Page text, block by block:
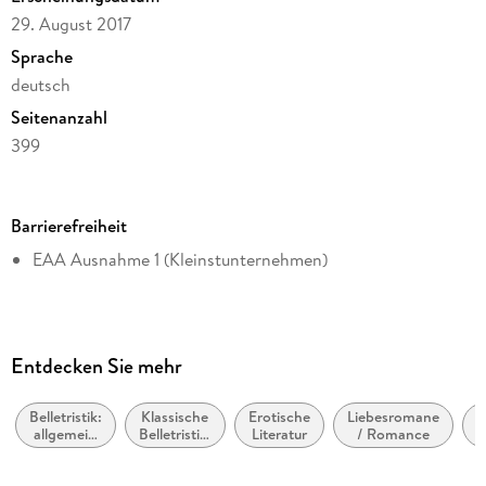
historische Anspielungen und veraltete Ausdrücke für eine
mühelose, besser informierte Lektüre.
29. August 2017
Sprache
deutsch
Seitenanzahl
399
Reihe
Fischer Klassik
Herausgegeben von
Kommentar
Eva Metz
Barrierefreiheit
EAA Ausnahme 1 (Kleinstunternehmen)
Entdecken Sie mehr
Belletristik:
allgemein
und
Klassische
Belletristik:
allgemein
Erotische
Literatur
Liebesromane
/ Romance